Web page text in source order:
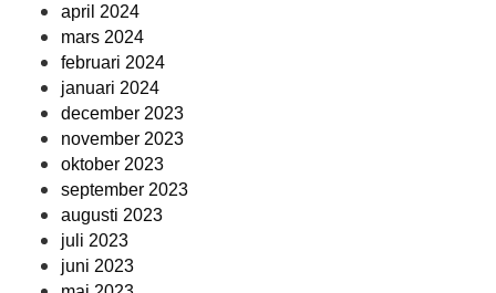
april 2024
mars 2024
februari 2024
januari 2024
december 2023
november 2023
oktober 2023
september 2023
augusti 2023
juli 2023
juni 2023